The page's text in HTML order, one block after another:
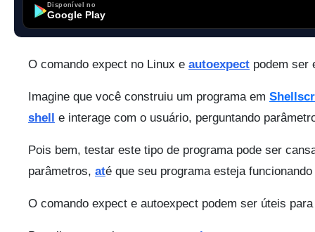
Disponível no
Google Play
O comando expect no Linux e autoexpect podem ser
Imagine que você construiu um programa em
shell e interage com o usuário, perguntando
Pois bem, testar este tipo de programa pode ser
parâmetros, até que seu programa esteja
O comando expect e autoexpect podem ser úteis